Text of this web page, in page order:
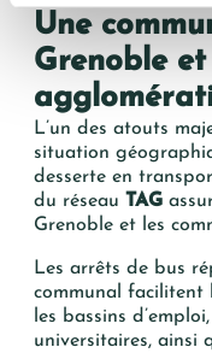
Une
Grenoble
L’un des atouts
situation
desserte en
du réseau TAG
Grenoble et les
Les arrêts de bus
communal facilitent
les bassins
universitaires, ainsi